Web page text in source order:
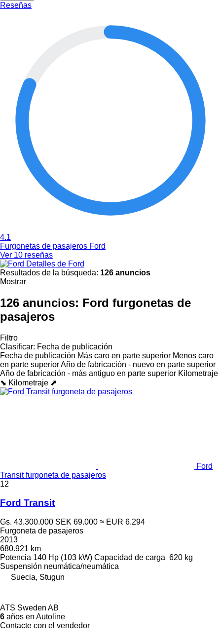
Reseñas
4.1
Furgonetas de pasajeros Ford
Ver 10 reseñas
Detalles de Ford
Resultados de la búsqueda: 126 anuncios
Mostrar
126 anuncios: Ford furgonetas de
pasajeros
Filtro
Clasificar: Fecha de publicación
Fecha de publicación Más caro en parte superior Menos caro
en parte superiorAño de fabricación - nuevo en parte superior
Año de fabricación - más antiguo en parte superior Kilometraje
⬊ Kilometraje ⬈
Ford
Transit furgoneta de pasajeros
12
Ford Transit
Gs. 43.300.000 SEK 69.000 ≈ EUR 6.294
Furgoneta de pasajeros
2013
680.921 km
Potencia 140 Hp (103 kW) Capacidad de carga 620 kg
Suspensión neumática/neumática
Suecia, Stugun
ATS Sweden AB
6 años en Autoline
Contacte con el vendedor